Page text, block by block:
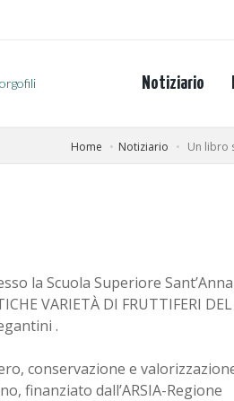
Notiziario
Home Notiziario Un libro
la Scuola Superiore Sant’Anna
VARIETÀ DI FRUTTIFERI DEL
.
conservazione e
finanziato dall’ARSIA-Regione